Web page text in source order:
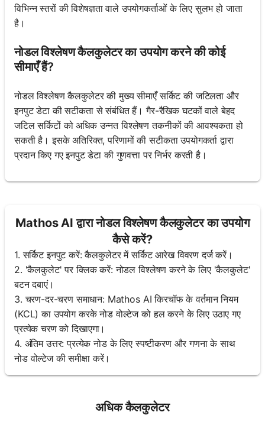
विभिन्न स्तरों की विशेषज्ञता वाले उपयोगकर्ताओं के लिए सुलभ हो जाता
है।
नोडल विश्लेषण कैलकुलेटर का उपयोग करने की कोई
सीमाएँ हैं?
नोडल विश्लेषण कैलकुलेटर की मुख्य सीमाएँ सर्किट की जटिलता और
इनपुट डेटा की सटीकता से संबंधित हैं। गैर-रैखिक घटकों वाले बेहद
जटिल सर्किटों को अधिक उन्नत विश्लेषण तकनीकों की आवश्यकता हो
सकती है। इसके अतिरिक्त, परिणामों की सटीकता उपयोगकर्ता द्वारा
प्रदान किए गए इनपुट डेटा की गुणवत्ता पर निर्भर करती है।
Mathos AI द्वारा नोडल विश्लेषण कैलकुलेटर का उपयोग
कैसे करें?
1. सर्किट इनपुट करें: कैलकुलेटर में सर्किट आरेख विवरण दर्ज करें।
2. 'कैलकुलेट' पर क्लिक करें: नोडल विश्लेषण करने के लिए 'कैलकुलेट'
बटन दबाएं।
3. चरण-दर-चरण समाधान: Mathos AI किरचॉफ के वर्तमान नियम
(KCL) का उपयोग करके नोड वोल्टेज को हल करने के लिए उठाए गए
प्रत्येक चरण को दिखाएगा।
4. अंतिम उत्तर: प्रत्येक नोड के लिए स्पष्टीकरण और गणना के साथ
नोड वोल्टेज की समीक्षा करें।
अधिक कैलकुलेटर